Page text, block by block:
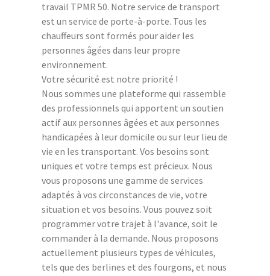
travail TPMR 50. Notre service de transport
est un service de porte-à-porte. Tous les
chauffeurs sont formés pour aider les
personnes âgées dans leur propre
environnement.
Votre sécurité est notre priorité !
Nous sommes une plateforme qui rassemble
des professionnels qui apportent un soutien
actif aux personnes âgées et aux personnes
handicapées à leur domicile ou sur leur lieu de
vie en les transportant. Vos besoins sont
uniques et votre temps est précieux. Nous
vous proposons une gamme de services
adaptés à vos circonstances de vie, votre
situation et vos besoins. Vous pouvez soit
programmer votre trajet à l'avance, soit le
commander à la demande. Nous proposons
actuellement plusieurs types de véhicules,
tels que des berlines et des fourgons, et nous